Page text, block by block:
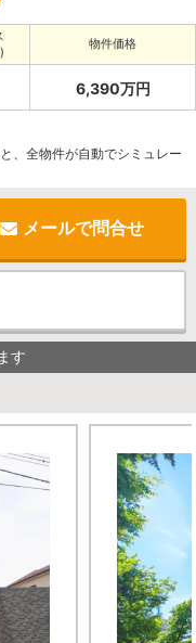
物件価格
6,390万円
、全物件が自動でシミュレー
メールで問合せ
す